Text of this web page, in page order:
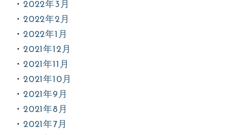
2022年3月
2022年2月
2022年1月
2021年12月
2021年11月
2021年10月
2021年9月
2021年8月
2021年7月